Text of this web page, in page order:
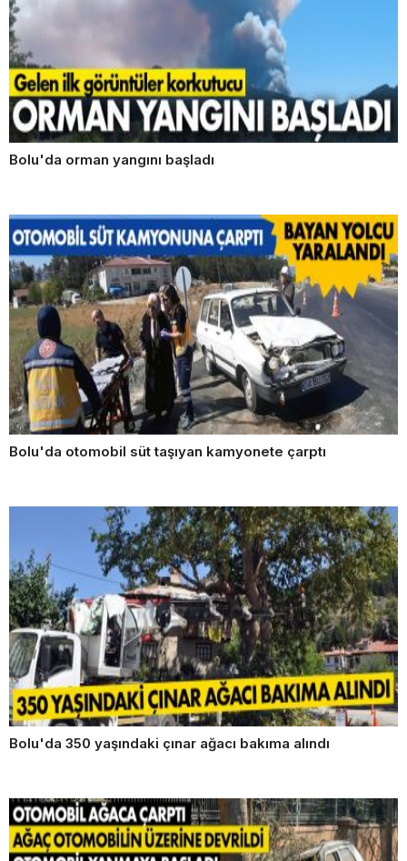
Bolu'da orman yangını başladı
Bolu'da otomobil süt taşıyan kamyonete çarptı
Bolu'da 350 yaşındaki çınar ağacı bakıma alındı